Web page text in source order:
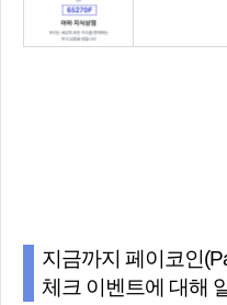
지금까지 페이코인
체크 이벤트에 대해